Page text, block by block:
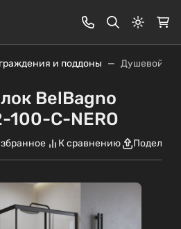
и поддоны Душевой
BelBagno
100-C-NERO
К сравнению